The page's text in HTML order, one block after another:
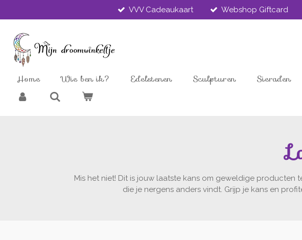
direct
naar
hoofdinhoud
VVV Cadeaukaart Webshop Giftcard
Home Wie ben ik? Edelstenen Sculpturen Sieraden
Mis het niet! Dit is jouw laatste kans om geweldige
die je nergens anders vindt. Grijp je kans en